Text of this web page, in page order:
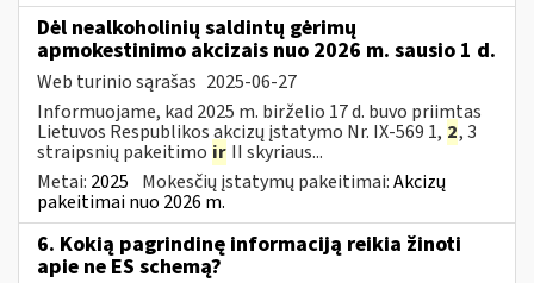
Dėl nealkoholinių saldintų gėrimų
apmokestinimo akcizais nuo 2026 m. sausio 1 d.
Web turinio sąrašas 2025-06-27
Informuojame, kad 2025 m. birželio 17 d. buvo priimtas
Lietuvos Respublikos akcizų įstatymo Nr. IX-569 1, 2, 3
straipsnių pakeitimo ir II skyriaus...
Metai: 2025 Mokesčių įstatymų pakeitimai:Akcizų
pakeitimai nuo 2026 m.
6. Kokią pagrindinę informaciją reikia žinoti
apie ne ES schemą?